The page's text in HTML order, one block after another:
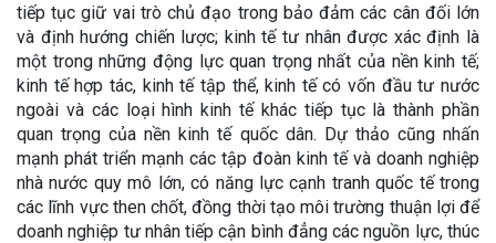
tiếp tục giữ vai trò chủ đạo trong bảo đảm các cân đối lớn
và định hướng chiến lược; kinh tế tư nhân được xác định là
một trong những động lực quan trọng nhất của nền kinh tế;
kinh tế hợp tác, kinh tế tập thể, kinh tế có vốn đầu tư nước
ngoài và các loại hình kinh tế khác tiếp tục là thành phần
quan trọng của nền kinh tế quốc dân. Dự thảo cũng nhấn
mạnh phát triển mạnh các tập đoàn kinh tế và doanh nghiệp
nhà nước quy mô lớn, có năng lực cạnh tranh quốc tế trong
các lĩnh vực then chốt, đồng thời tạo môi trường thuận lợi để
doanh nghiệp tư nhân tiếp cận bình đẳng các nguồn lực, thúc